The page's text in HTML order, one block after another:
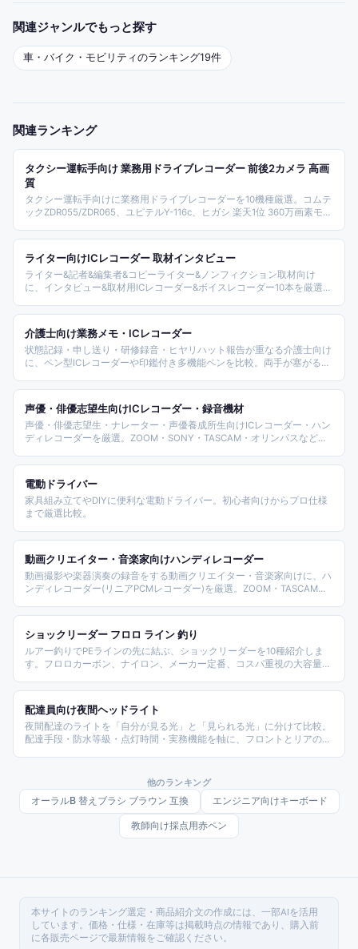
関連ジャンルでもっと探す
車・バイク・モビリティのランキング19件
関連ランキング
タクシー運転手向け 業務用ドライブレコーダー 前後2カメラ 高画
質
タクシー運転手向けに業務用ドライブレコーダーを10機種厳選。コムテ
ックZDR055/ZDR065、ユピテルY-116c、ヒガシ 楽天1位 360万画素モデ
羅。前後2カメラ・SONYセンサー・駐車監視・夜間赤外線などタクシ
ー業務に必要な機能で選定した。
ライター向けICレコーダー 取材インタビュー
ライター&記者&編集者&コピーライター&ノンフィクション取材向け
に、インタビュー&取材用ICレコーダー&ボイスレコーダー10本を厳選。
shop&HRK問屋まで価格&用途別カバー。
介護士向け業務メモ・ICレコーダー
状態記録・申し送り・研修録音・ヒヤリハット報告が重なる介護士向け
に、ペン型ICレコーダーや印鑑付き多機能ペンを比較。両手が塞がる現
声優・俳優志望生向けICレコーダー・録音機材
声優・俳優志望生・ナレーター・声優養成所生向けICレコーダー・ハン
ディレコーダーを厳選。ZOOM・SONY・TASCAM・オリンパスなど主
電動ドライバー
家具組み立てやDIYに便利な電動ドライバー。初心者向けからプロ仕様
まで厳選比較。
動画クリエイター・音楽家向けハンディレコーダー
動画撮影や楽器演奏の録音をする動画クリエイター・音楽家向けに、ハ
ンディレコーダー(リニアPCMレコーダー)を厳選。ZOOM・TASCAM・
音型、取材向けの軽量型、ハイレゾ高音質型を用途別に比較しました。
トラック数や音質、マイク性能を基準にまとめています。
ショックリーダー フロロ ライン 釣り
ルアー釣りでPEラインの先に結ぶ、ショックリーダーを10種紹介しま
す。フロロカーボン、ナイロン、メーカー定番、コスパ重視の大容量な
配達員向け夜間ヘッドライト
夜間配達のライトを「自分が見る光」と「見られる光」に分けて比較。
配達手段・防水等級・点灯時間・実務機能を軸に、フロントとリアの組
他のランキング
オーラルB 替えブラシ ブラウン 互換 エンジニア向けキーボード
教師向け採点用赤ペン
本サイトのランキング選定・商品紹介文の作成には、一部AIを活用
しています。価格・仕様・在庫等は掲載時点の情報であり、購入前
に各販売ページで最新情報をご確認ください。